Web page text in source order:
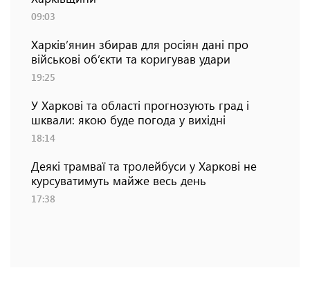
09:03
Харків’янин збирав для росіян дані про
військові об’єкти та коригував удари
19:25
У Харкові та області прогнозують град і
шквали: якою буде погода у вихідні
18:14
Деякі трамваї та тролейбуси у Харкові не
курсуватимуть майже весь день
17:38